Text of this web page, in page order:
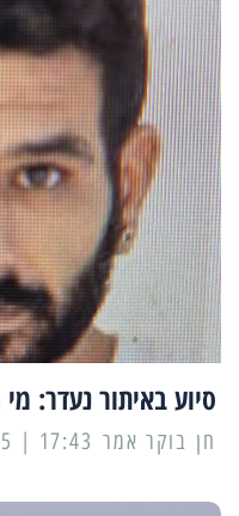
סיוע באיתור נעדר:
17:43 | 30/03/2025